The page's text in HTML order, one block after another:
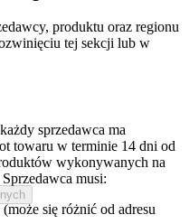
produktu oraz regionu
tej sekcji lub w
sprzedawca ma
towaru w terminie 14 dni od
wykonywanych na
musi:
się różnić od adresu